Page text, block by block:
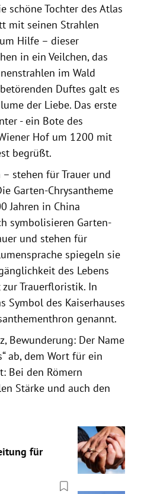
schöne Tochter des Atlas
mit seinen Strahlen
Hilfe – dieser
in ein Veilchen, das
im Wald
Duftes galt es
der Liebe. Das erste
- ein Bote des
Hof um 1200 mit
begrüßt.
– stehen für Trauer und
Garten-Chrysantheme
Jahren in China
symbolisieren Garten-
und stehen für
spiegeln sie
des Lebens
Trauerfloristik. In
Symbol des Kaiserhauses
genannt.
Bewunderung: Der Name
ab, dem Wort für ein
Bei den Römern
Stärke und auch den
für